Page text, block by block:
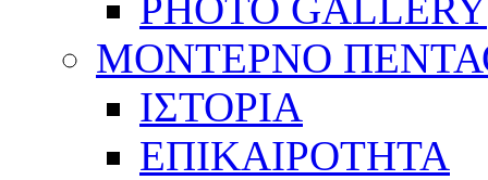
ΜΟΝΤΕΡΝΟ
ΙΣΤΟΡΙΑ
ΕΠΙΚΑΙΡΟΤΗΤΑ